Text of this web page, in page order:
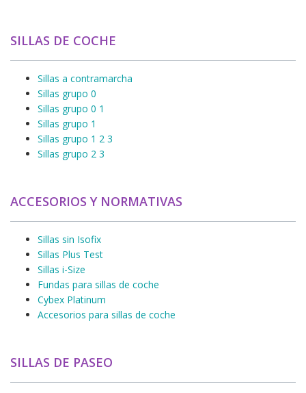
SILLAS DE COCHE
Sillas a contramarcha
Sillas grupo 0
Sillas grupo 0 1
Sillas grupo 1
Sillas grupo 1 2 3
Sillas grupo 2 3
ACCESORIOS Y NORMATIVAS
Sillas sin Isofix
Sillas Plus Test
Sillas i-Size
Fundas para sillas de coche
Cybex Platinum
Accesorios para sillas de coche
SILLAS DE PASEO